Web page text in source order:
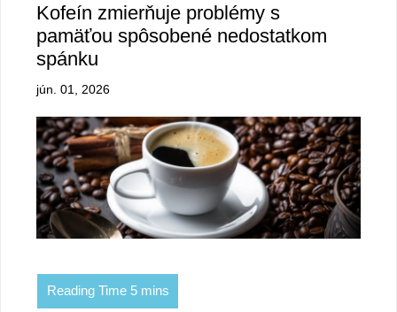
Kofeín zmierňuje problémy s
pamäťou spôsobené nedostatkom
spánku
jún. 01, 2026